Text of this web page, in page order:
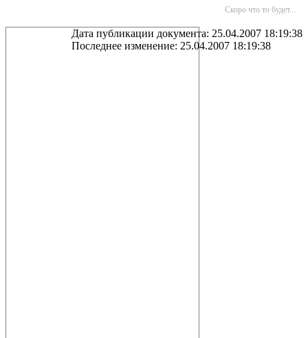
Скоро что то будет...
Дата публикации документа: 25.04.2007 18:19:38
Последнее изменение: 25.04.2007 18:19:38